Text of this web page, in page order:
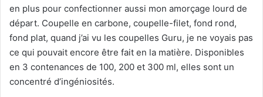
en plus pour confectionner aussi mon amorçage lourd de
départ. Coupelle en carbone, coupelle-filet, fond rond,
fond plat, quand j’ai vu les coupelles Guru, je ne voyais pas
ce qui pouvait encore être fait en la matière. Disponibles
en 3 contenances de 100, 200 et 300 ml, elles sont un
concentré d’ingéniosités.